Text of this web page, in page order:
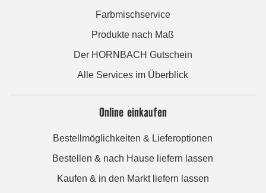
Farbmischservice
Produkte nach Maß
Der HORNBACH Gutschein
Alle Services im Überblick
Online einkaufen
Bestellmöglichkeiten & Lieferoptionen
Bestellen & nach Hause liefern lassen
Kaufen & in den Markt liefern lassen